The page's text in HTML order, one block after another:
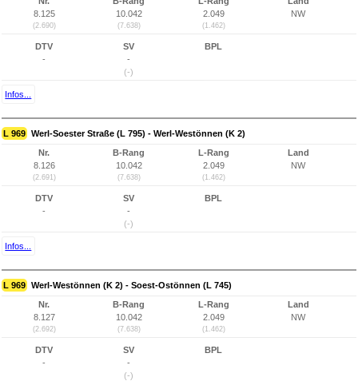
8.125
(2.690)
10.042
(7.638)
2.049
(1.462)
NW
DTV
-
SV
-
(-)
BPL
Infos...
L 969 Werl-Soester Straße (L 795) - Werl-Westönnen (K 2)
Nr.
8.126
(2.691)
B-Rang
10.042
(7.638)
L-Rang
2.049
(1.462)
Land
NW
DTV
-
SV
-
(-)
BPL
Infos...
L 969 Werl-Westönnen (K 2) - Soest-Ostönnen (L 745)
Nr.
8.127
(2.692)
B-Rang
10.042
(7.638)
L-Rang
2.049
(1.462)
Land
NW
DTV
-
SV
-
(-)
BPL